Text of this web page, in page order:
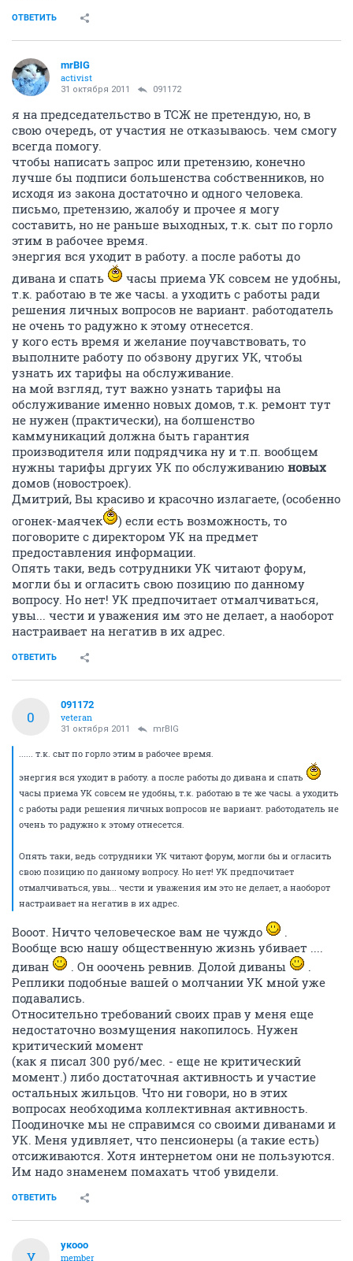
ОТВЕТИТЬ
mrBIG
activist
31 октября 2011 091172
я на председательство в ТСЖ не претендую, но, в
свою очередь, от участия не отказываюсь. чем смогу
всегда помогу.
чтобы написать запрос или претензию, конечно
лучше бы подписи большенства собственников, но
исходя из закона достаточно и одного человека.
письмо, претензию, жалобу и прочее я могу
составить, но не раньше выходных, т.к. сыт по горло
этим в рабочее время.
энергия вся уходит в работу. а после работы до
дивана и спать
часы приема УК совсем не удобны,
т.к. работаю в те же часы. а уходить с работы ради
решения личных вопросов не вариант. работодатель
не очень то радужно к этому отнесется.
у кого есть время и желание поучавствовать, то
выполните работу по обзвону других УК, чтобы
узнать их тарифы на обслуживание.
на мой взгляд, тут важно узнать тарифы на
обслуживание именно новых домов, т.к. ремонт тут
не нужен (практически), на болшенство
каммуникаций должна быть гарантия
производителя или подрядчика ну и т.п. вообщем
нужны тарифы дргуих УК по обслуживанию новых
домов (новостроек).
Дмитрий, Вы красиво и красочно излагаете, (особенно
огонек-маячек
) если есть возможность, то
поговорите с директором УК на предмет
предоставления информации.
Опять таки, ведь сотрудники УК читают форум,
могли бы и огласить свою позицию по данному
вопросу. Но нет! УК предпочитает отмалчиваться,
увы... чести и уважения им это не делает, а наоборот
настраивает на негатив в их адрес.
ОТВЕТИТЬ
0
091172
veteran
31 октября 2011 mrBIG
...... т.к. сыт по горло этим в рабочее время.
энергия вся уходит в работу. а после работы до дивана и спать
часы приема УК совсем не удобны, т.к. работаю в те же часы. а уходить
с работы ради решения личных вопросов не вариант. работодатель не
очень то радужно к этому отнесется.
Опять таки, ведь сотрудники УК читают форум, могли бы и огласить
свою позицию по данному вопросу. Но нет! УК предпочитает
отмалчиваться, увы... чести и уважения им это не делает, а наоборот
настраивает на негатив в их адрес.
Вооот. Ничто человеческое вам не чуждо
.
Вообще всю нашу общественную жизнь убивает ....
диван
. Он ооочень ревнив. Долой диваны
.
Реплики подобные вашей о молчании УК мной уже
подавались.
Относительно требований своих прав у меня еще
недостаточно возмущения накопилось. Нужен
критический момент
(как я писал 300 руб/мес. - еще не критический
момент.) либо достаточная активность и участие
остальных жильцов. Что ни говори, но в этих
вопросах необходима коллективная активность.
Поодиночке мы не справимся со своими диванами и
УК. Меня удивляет, что пенсионеры (а такие есть)
отсиживаются. Хотя интернетом они не пользуются.
Им надо знаменем помахать чтоб увидели.
ОТВЕТИТЬ
У
укооо
member